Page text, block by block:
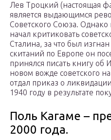
Лев Троцкий (настоящая
является выдающимся
Советского Союза.
начал критиковать
Сталина, за что был
скитаний по Европе он
принялся писать книгу
новом вожде советского
отдал приказ о
1940 году в результате
Поль Кагаме –
2000 года.